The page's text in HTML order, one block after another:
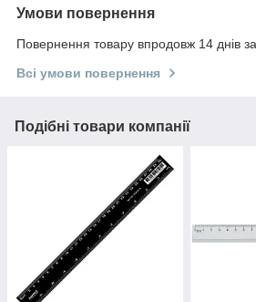
Умови повернення
Повернення товару впродовж 14 днів
Всі умови повернення
Подібні товари компанії